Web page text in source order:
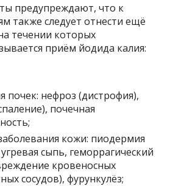
предупреждают, что к
также следует отнести ещё
течении которых
приём йодида калия:
почек: нефроз (дистрофия),
почечная
кожи: пиодермия
сыпь, геморрагический
кровеносных
сосудов), фурункулёз;